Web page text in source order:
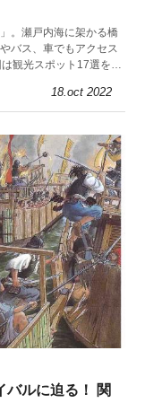
。瀬戸内海に架かる橋
バス、車でもアクセス
観光スポット17選をモ
18.oct 2022
バルに迫る！ 関